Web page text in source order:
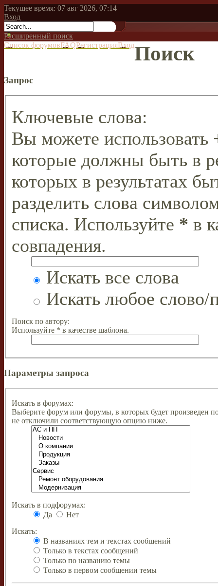
Текущее время: 07 авг 2026, 07:14
Вход
Расширенный поиск
Список форумовFAQРегистрацияВходПоиск
Запрос
Ключевые слова:
Вы можете использовать
которые должны быть в
которых в результатах
разделить слова
списка. Используйте * в
совпадения.
Искать все слова
Искать любое слово/
Поиск по автору:
Используйте * в качестве шаблона.
Параметры запроса
Искать в форумах:
Выберите форум или форумы, в которых будет произведен
не отключили соответствующую опцию ниже.
Искать в подфорумах:
Да
Нет
Искать:
В названиях тем и текстах сообщений
Только в текстах сообщений
Только по названию темы
Только в первом сообщении темы